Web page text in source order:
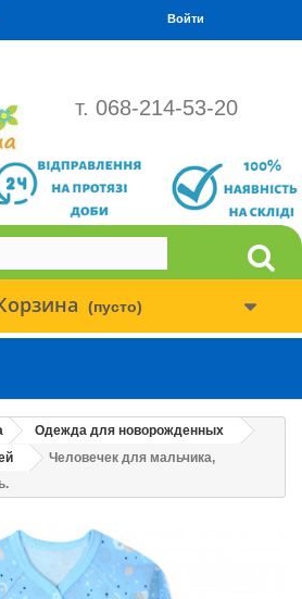
Войти
т. 068-214-53-20
(пусто)
Одежда для новорожденных
Человечек для мальчика,